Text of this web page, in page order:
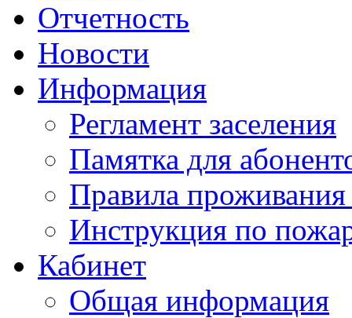
Отчетность
Новости
Информация
Регламент заселения
Памятка для
Правила
Инструкция по
Кабинет
Общая информация